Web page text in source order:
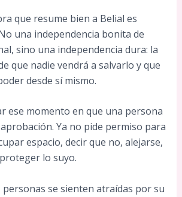
que resume bien a Belial es
una independencia bonita de
sino una independencia dura: la
que nadie vendrá a salvarlo y que
desde sí mismo.
ese momento en que una persona
Ya no pide permiso para
espacio, decir que no, alejarse,
lo suyo.
personas se sienten atraídas por su